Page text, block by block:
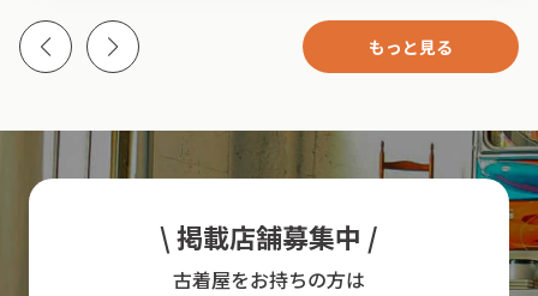
もっと見る
\ 掲載店舗募集中 /
古着屋をお持ちの方は